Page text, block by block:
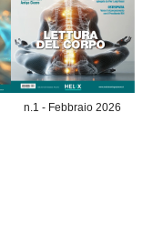
n.1 - Febbraio 2026